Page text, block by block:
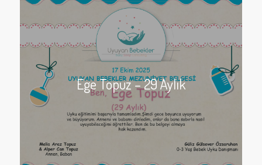
Ege Topuz – 29 Aylık